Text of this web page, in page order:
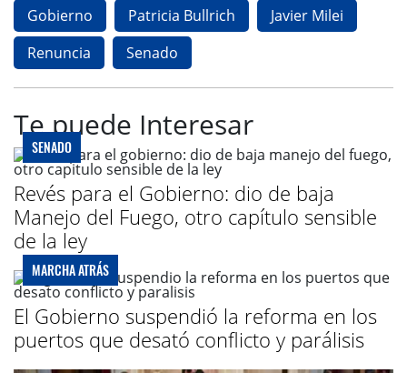
Gobierno Patricia Bullrich
Javier Milei
Renuncia
Senado
Te puede Interesar
SENADO
Revés para el Gobierno: dio de baja
Manejo del Fuego, otro capítulo sensible
de la ley
MARCHA ATRÁS
El Gobierno suspendió la reforma en los
puertos que desató conflicto y parálisis